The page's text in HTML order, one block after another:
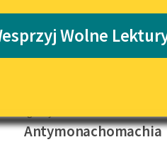
Wolne
Antymonachomachia